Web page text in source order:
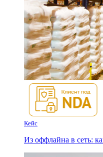
Кейс
Из оффлайна в сеть: